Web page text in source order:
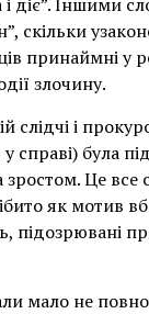
скільки
принаймні у
злочину.
слідчі і
справі) була
зростом. Це
як мотив
підозрювані
мало не